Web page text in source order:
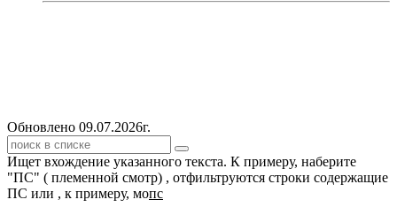
Обновлено 09.07.2026г.
Ищет вхождение указанного текста. К примеру, наберите
"ПС" ( племенной смотр) , отфильтруются строки содержащие
ПС или , к примеру, мопс